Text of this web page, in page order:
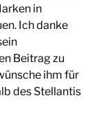
in
Ich danke
Beitrag zu
ihm für
des Stellantis